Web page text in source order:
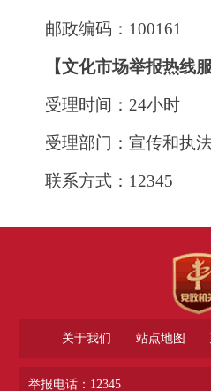
邮政编码：100161
【文化市场举报热线服
受理时间：24小时
受理部门：宣传和执法
联系方式：12345
关于我们 站点地图
举报电话：12345